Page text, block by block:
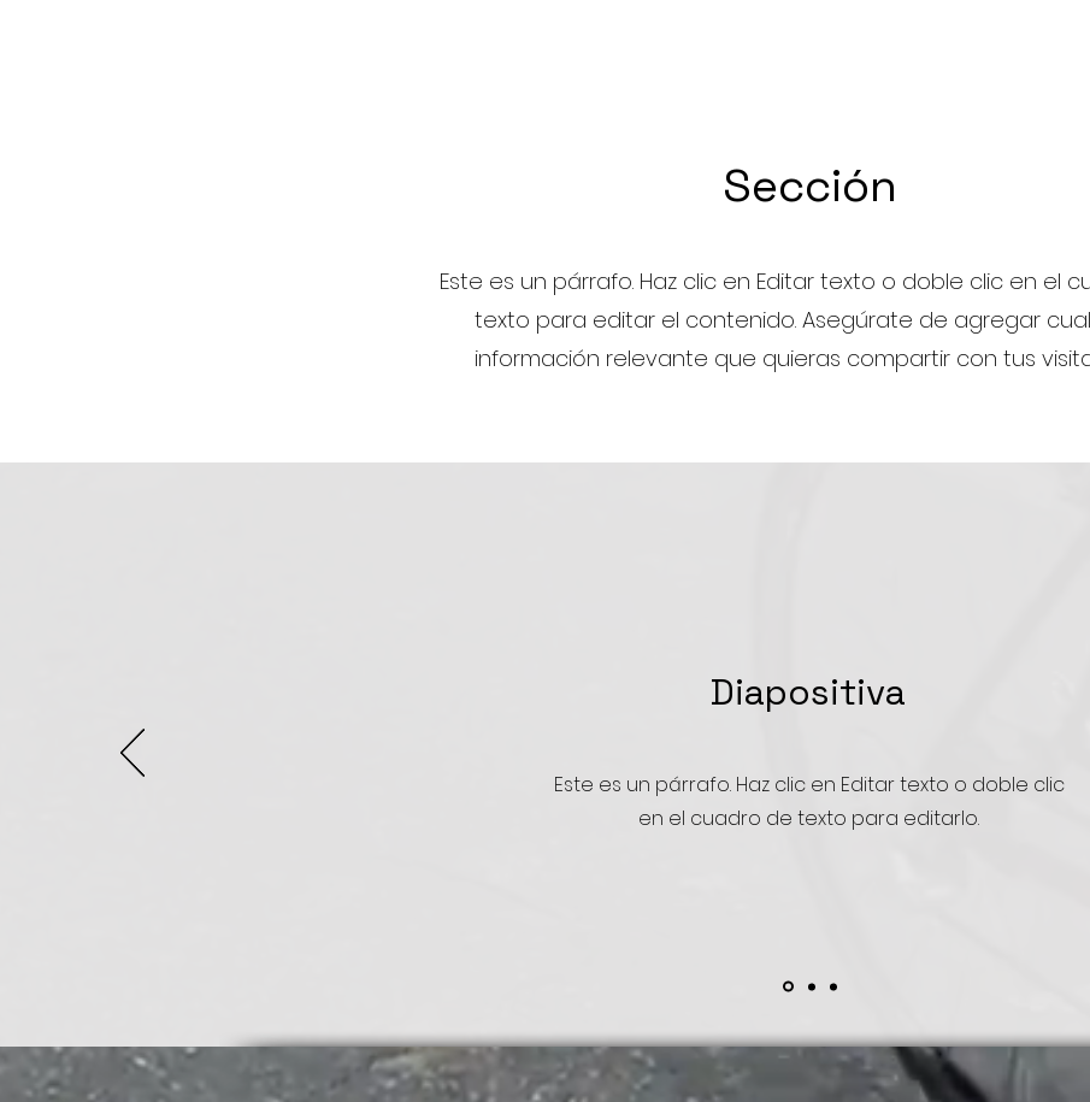
Sección
Este es un párrafo. Haz clic en Editar texto o doble clic en el
texto para editar el contenido. Asegúrate de agregar
información relevante que quieras compartir con tus
Diapositiva
Este es un párrafo. Haz clic en Editar texto o doble clic
en el cuadro de texto para editarlo.